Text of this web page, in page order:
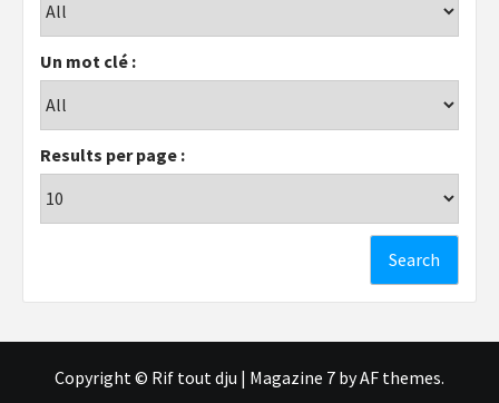
Un mot clé :
Results per page :
Copyright © Rif tout dju | Magazine 7 by AF themes.